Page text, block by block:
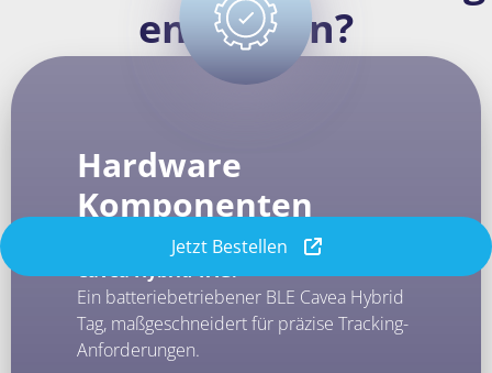
enthalten?
Jetzt Bestellen
Hardware
Komponenten
Cavea Hybrid TAG:
Ein batteriebetriebener BLE Cavea Hybrid
Tag, maßgeschneidert für präzise Tracking-
Anforderungen.